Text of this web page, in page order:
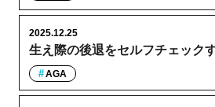
生え際の後退をセルフチェック
2025.12.25
AGA